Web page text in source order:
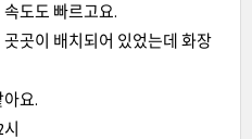
도도 빠르고요.
곳이 배치되어 있었는데 화장
요.